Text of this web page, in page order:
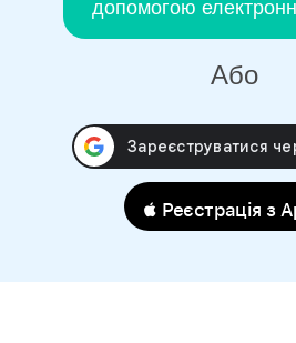
допомогою
Або
 Реєстрація з